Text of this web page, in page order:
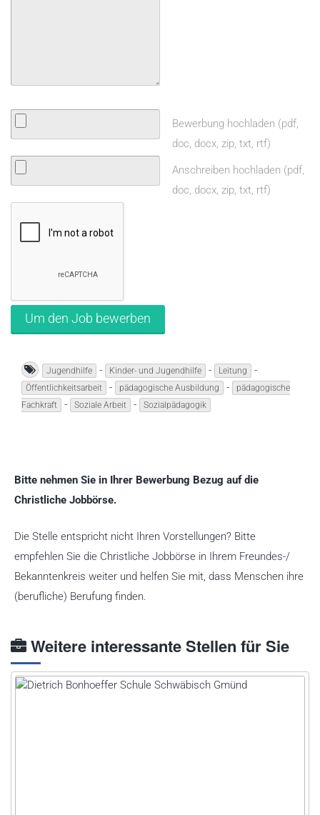
Bewerbung hochladen (pdf,
doc, docx, zip, txt, rtf)
Anschreiben hochladen (pdf,
doc, docx, zip, txt, rtf)
Jugendhilfe - Kinder- und Jugendhilfe - Leitung -
Öffentlichkeitsarbeit - pädagogische Ausbildung -
pädagogische
Fachkraft
- Soziale Arbeit - Sozialpädagogik
Bitte nehmen Sie in Ihrer Bewerbung Bezug auf die
Christliche Jobbörse.
Die Stelle entspricht nicht Ihren Vorstellungen? Bitte
empfehlen Sie die Christliche Jobbörse in Ihrem Freundes-/
Bekanntenkreis weiter und helfen Sie mit, dass Menschen ihre
(berufliche) Berufung finden.
Weitere interessante Stellen für Sie